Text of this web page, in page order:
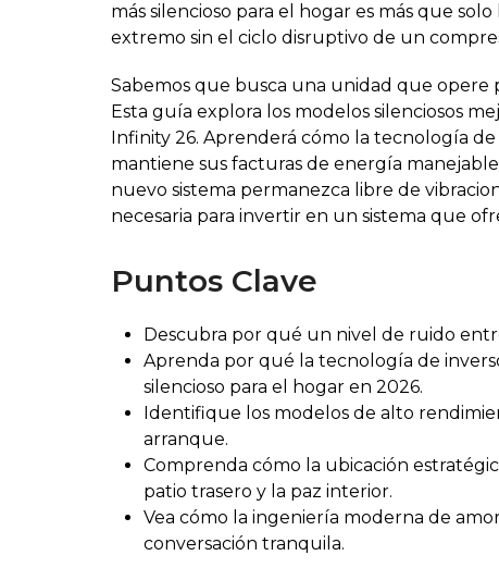
más silencioso para el hogar es más que
extremo sin el ciclo disruptivo de un
Sabemos que busca una unidad que opere
Esta guía explora los modelos silenciosos
Infinity 26. Aprenderá cómo la tecnología
mantiene sus facturas de energía
nuevo sistema permanezca libre de
necesaria para invertir en un sistema que
Puntos Clave
Descubra por qué un nivel de ruido
Aprenda por qué la tecnología de
silencioso para el hogar en 2026.
Identifique los modelos de alto
arranque.
Comprenda cómo la ubicación
patio trasero y la paz interior.
Vea cómo la ingeniería moderna de
conversación tranquila.